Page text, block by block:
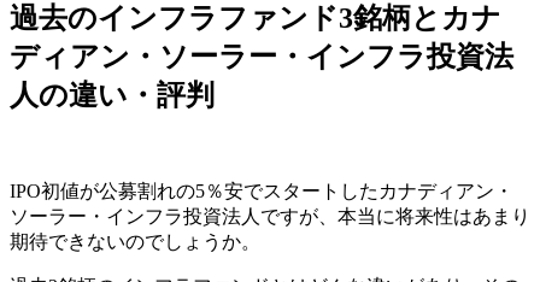
過去のインフラファンド3銘柄とカナ
ディアン・ソーラー・インフラ投資法
人の違い・評判
IPO初値が公募割れの5％安でスタートしたカナディアン・
ソーラー・インフラ投資法人ですが、本当に将来性はあまり
期待できないのでしょうか。